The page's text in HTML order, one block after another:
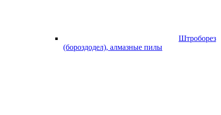
Штроборез
(бороздодел), алмазные пилы